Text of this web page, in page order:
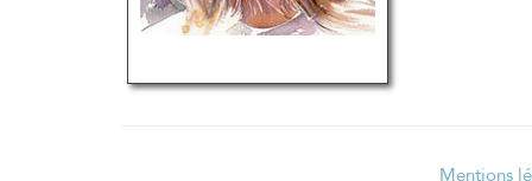
Mentions